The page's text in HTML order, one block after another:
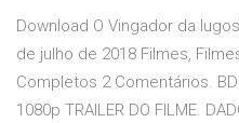
Download O Vingador da
de julho de 2018 Filmes,
Completos 2 Comentários.
1080p TRAILER DO FILME.